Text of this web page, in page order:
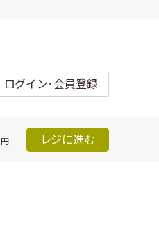
ログイン･会員登録
円 レジに進む